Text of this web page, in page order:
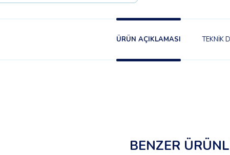
ÜRÜN AÇIKLAMASI TEKNİK
BENZER